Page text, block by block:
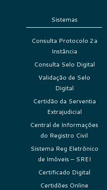
Sistemas
Consulta Protocolo 2a
Instância
Consulta Selo Digital
Validação de Selo
Digital
Certidão da Serventia
Extrajudicial
Central de Informações
do Registro Civil
Sistema Reg Eletrônico
de Imóveis – SREI
Certificado Digital
Certidões Online